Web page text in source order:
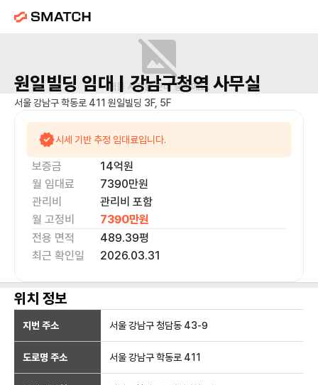
매물 사진을 준비 중이에요.
원일빌딩 임대 | 강남구청역사무실
서울 강남구 학동로 411 원일빌딩 3F, 5F
시세 기반 추정 임대료입니다.
보증금 14억원
월 임대료
7390만원
관리비
관리비 포함
월 고정비
7390만원
전용 면적
489.39평
최근 확인일
2026.03.31
위치 정보
지번 주소 서울 강남구 청담동 43-9
도로명 주소 서울 강남구 학동로 411